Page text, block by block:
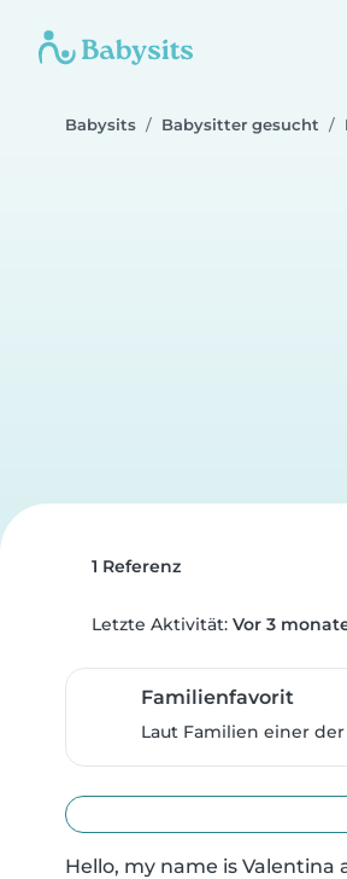
Babysits Babysitter gesucht
1 Referenz
Letzte Aktivität: Vor 3
Familienfavorit
Laut Familien einer
Hello, my name is Valentina